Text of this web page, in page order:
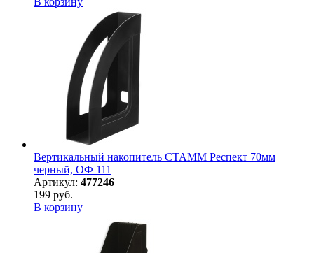
Вертикальный накопитель СТАММ Респект 70мм
черный, ОФ 111
Артикул: 477246
199 руб.
В корзину